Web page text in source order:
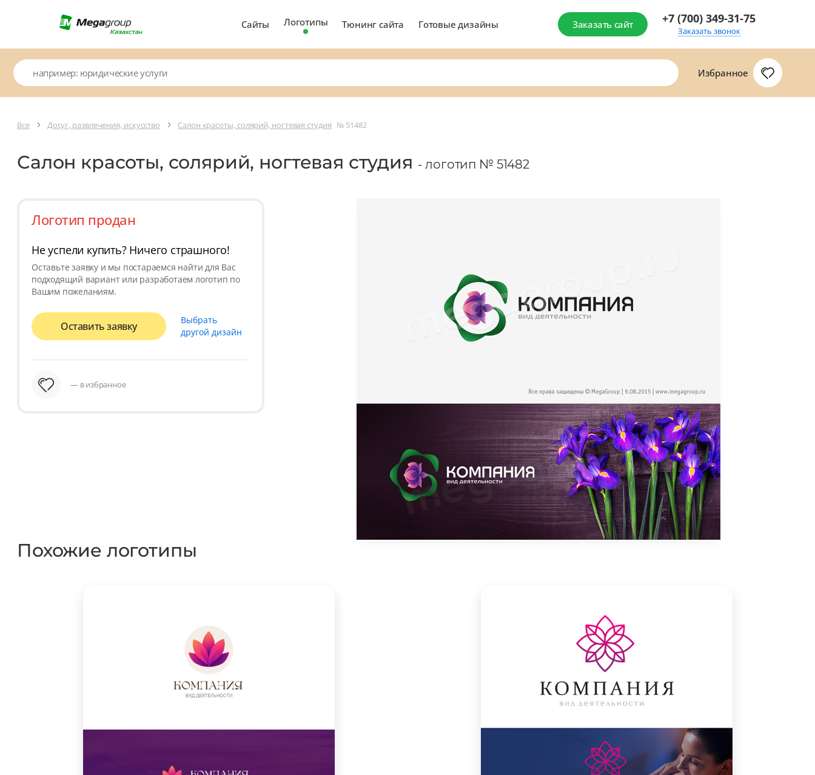
Сайты Логотипы Тюнинг сайта Готовые дизайны Заказать сайт +7 (700) 349-31-75
Заказать звонок
Избранное
Все Досуг, развлечения, искусство Салон красоты, солярий, ногтевая студия № 51482
Салон красоты, солярий, ногтевая студия - логотип № 51482
Логотип продан
Не успели купить? Ничего страшного!
Оставьте заявку и мы постараемся найти для Вас
подходящий вариант или разработаем логотип по
Вашим пожеланиям.
Оставить заявку
Выбрать
другой дизайн
— в избранное
Похожие логотипы